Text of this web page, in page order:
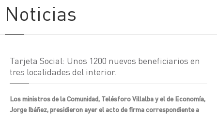
Noticias
Tarjeta Social: Unos 1200 nuevos beneficiarios en
tres localidades del interior.
Los ministros de la Comunidad, Telésforo Villalba y el de Economía,
Jorge Ibáñez, presidieron ayer el acto de firma correspondiente a